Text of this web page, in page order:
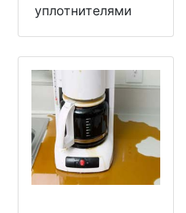
уплотнителями